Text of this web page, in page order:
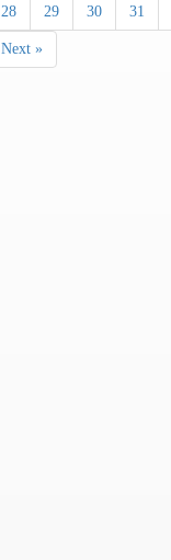
28 29 30 31
Next »